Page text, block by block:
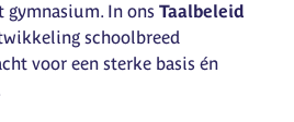
gymnasium. In ons Taalbeleid
schoolbreed
voor een sterke basis én